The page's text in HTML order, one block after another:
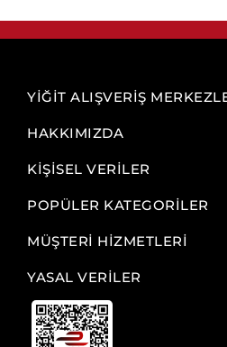
YİĞİT ALIŞVERİŞ
HAKKIMIZDA
KİŞİSEL VERİLER
POPÜLER KATEGORİLER
MÜŞTERİ HİZMETLERİ
YASAL VERİLER